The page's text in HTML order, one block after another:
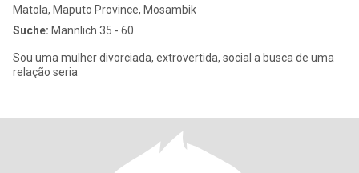
Matola, Maputo Province, Mosambik
Suche: Männlich 35 - 60
Sou uma mulher divorciada, extrovertida, social a busca de uma
relação seria